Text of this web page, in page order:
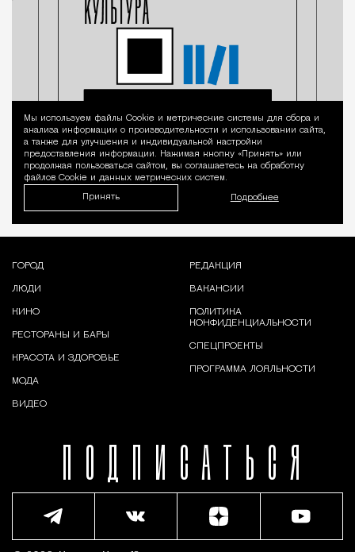
Уведомление
Мы используем файлы Сookie и метрические системы для сбора и
анализа информации о производительности и использовании сайта,
а также для улучшения и индивидуальной настройки
предоставления информации. Нажимая кнопку «Принять» или
продолжая пользоваться сайтом, вы соглашаетесь на обработку
файлов Cookie и данных метрических систем.
Принять Подробнее
ПОДПИСАТЬСЯ
ГОРОД
ЛЮДИ
КИНО
РЕСТОРАНЫ И БАРЫ
КРАСОТА И ЗДОРОВЬЕ
МОДА
ВИДЕО
РЕДАКЦИЯ
ВАКАНСИИ
ПОЛИТИКА
КОНФИДЕНЦИАЛЬНОСТИ
СПЕЦПРОЕКТЫ
ПРОГРАММА ЛОЯЛЬНОСТИ